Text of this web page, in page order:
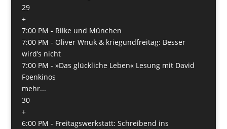
29
+
7:00 PM - Rilke und München
7:00 PM - Oliver Wnuk & kriegundfreitag: Besser
wird’s nicht
7:00 PM - »Das glückliche Leben« Lesung mit David
Foenkinos
mehr...
30
+
6:00 PM - Freitagswerkstatt: Schreibend ins